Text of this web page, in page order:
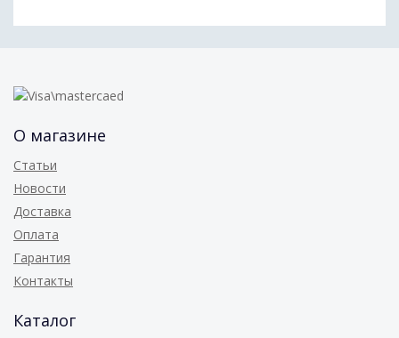
О магазине
Статьи
Новости
Доставка
Оплата
Гарантия
Контакты
Каталог